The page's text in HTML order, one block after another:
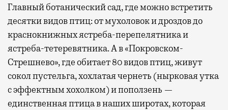
Главный ботанический сад, где можно встретить
десятки видов птиц: от мухоловок и дроздов до
краснокнижных ястреба-перепелятника и
ястреба-тетеревятника. А в «Покровском-
Стрешнево», где обитает 80 видов птиц, живут
сокол пустельга, хохлатая чернеть (нырковая утка
с эффектным хохолком) и поползень —
единственная птица в наших широтах, которая